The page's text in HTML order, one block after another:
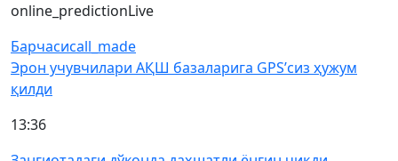
online_predictionLive
Барчасиcall_made
Эрон учувчилари АҚШ базаларига GPS’сиз ҳужум
қилди
13:36